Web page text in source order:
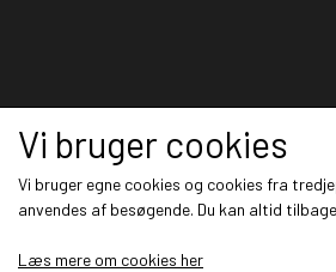
Vi bruger cookies
Vi bruger egne cookies og cookies fra
anvendes af besøgende. Du kan altid
Læs mere om cookies her